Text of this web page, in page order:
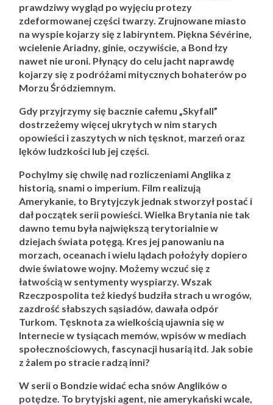
prawdziwy wygląd po wyjęciu protezy
zdeformowanej części twarzy. Zrujnowane miasto
na wyspie kojarzy się z labiryntem. Piękna Sévérine,
wcielenie Ariadny, ginie, oczywiście, a Bond łzy
nawet nie uroni. Płynący do celu jacht naprawdę
kojarzy się z podróżami mitycznych bohaterów po
Morzu Śródziemnym.
Gdy przyjrzymy się bacznie całemu „Skyfall”
dostrzeżemy więcej ukrytych w nim starych
opowieści i zaszytych w nich tęsknot, marzeń oraz
lęków ludzkości lub jej części.
Pochylmy się chwilę nad rozliczeniami Anglika z
historią, snami o imperium. Film realizują
Amerykanie, to Brytyjczyk jednak stworzył postać i
dał początek serii powieści. Wielka Brytania nie tak
dawno temu była największą terytorialnie w
dziejach świata potęgą. Kres jej panowaniu na
morzach, oceanach i wielu lądach położyły dopiero
dwie światowe wojny. Możemy wczuć się z
łatwością w sentymenty wyspiarzy. Wszak
Rzeczpospolita też kiedyś budziła strach u wrogów,
zazdrość słabszych sąsiadów, dawała odpór
Turkom. Tęsknota za wielkością ujawnia się w
Internecie w tysiącach memów, wpisów w mediach
społecznościowych, fascynacji husarią itd. Jak sobie
z żalem po stracie radzą inni?
W serii o Bondzie widać echa snów Anglików o
potędze. To brytyjski agent, nie amerykański wcale,